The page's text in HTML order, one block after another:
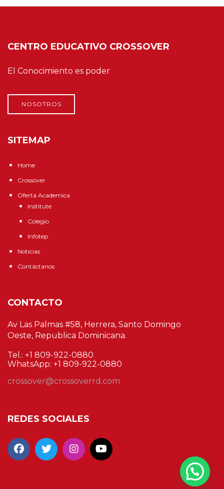
CENTRO EDUCATIVO CROSSOVER
El Conocimiento es poder
NOSOTROS
SITEMAP
Home
Crossover
Oferta Academica
Institute
Colegio
Infotep
Noticias
Contáctanos
CONTACTO
Av Las Palmas #58, Herrera, Santo Domingo
Oeste, Republica Dominicana.
Tel.: +1 809-922-0880
WhatsApp: +1 809-922-0880
crossover@crossoverrd.com
REDES SOCIALES